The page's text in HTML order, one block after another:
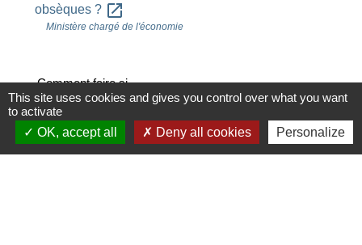
obsèques ? open_in_new
Ministère chargé de l'économie
Comment faire si...
Un proche est décédé
This site uses cookies and gives you control over what you want
to activate
OK, accept all
Deny all cookies Personalize